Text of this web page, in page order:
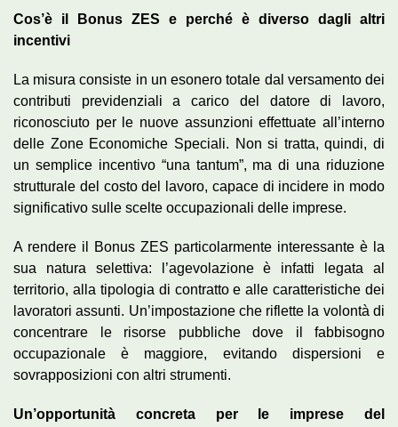
Cos’è il Bonus ZES e perché è diverso dagli altri
incentivi
La misura consiste in un esonero totale dal versamento dei
contributi previdenziali a carico del datore di lavoro,
riconosciuto per le nuove assunzioni effettuate all’interno
delle Zone Economiche Speciali. Non si tratta, quindi, di
un semplice incentivo “una tantum”, ma di una riduzione
strutturale del costo del lavoro, capace di incidere in modo
significativo sulle scelte occupazionali delle imprese.
A rendere il Bonus ZES particolarmente interessante è la
sua natura selettiva: l’agevolazione è infatti legata al
territorio, alla tipologia di contratto e alle caratteristiche dei
lavoratori assunti. Un’impostazione che riflette la volontà di
concentrare le risorse pubbliche dove il fabbisogno
occupazionale è maggiore, evitando dispersioni e
sovrapposizioni con altri strumenti.
Un’opportunità concreta per le imprese del